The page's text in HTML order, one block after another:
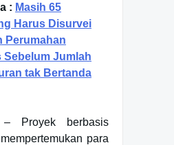
: Masih 65
Harus Disurvei
Perumahan
Sebelum Jumlah
tak Bertanda
Proyek berbasis
para